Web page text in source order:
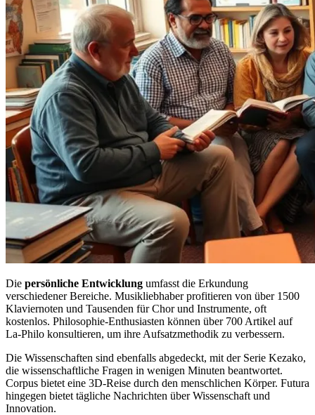
Die persönliche Entwicklung umfasst die Erkundung
verschiedener Bereiche. Musikliebhaber profitieren von über 1500
Klaviernoten und Tausenden für Chor und Instrumente, oft
kostenlos. Philosophie-Enthusiasten können über 700 Artikel auf
La-Philo konsultieren, um ihre Aufsatzmethodik zu verbessern.
Die Wissenschaften sind ebenfalls abgedeckt, mit der Serie Kezako,
die wissenschaftliche Fragen in wenigen Minuten beantwortet.
Corpus bietet eine 3D-Reise durch den menschlichen Körper. Futura
hingegen bietet tägliche Nachrichten über Wissenschaft und
Innovation.